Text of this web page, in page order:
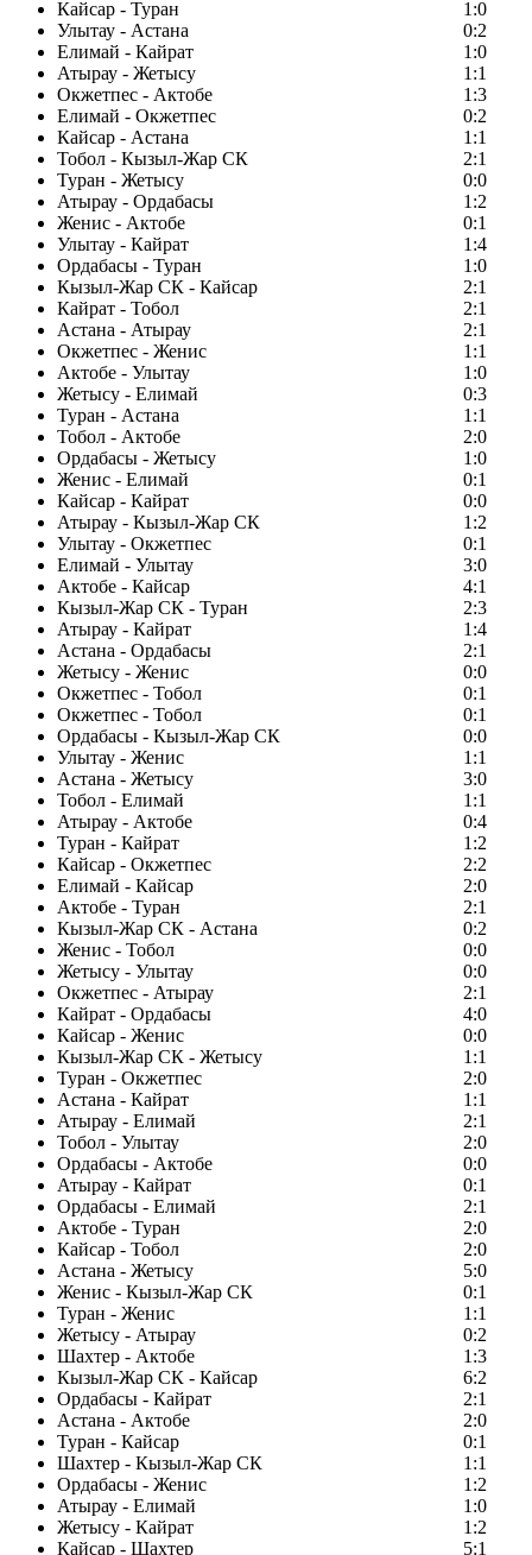
Кайсар - Туран
1:0
Улытау - Астана
0:2
Елимай - Кайрат
1:0
Атырау - Жетысу
1:1
Окжетпес - Актобе
1:3
Елимай - Окжетпес
0:2
Кайсар - Астана
1:1
Тобол - Кызыл-Жар СК
2:1
Туран - Жетысу
0:0
Атырау - Ордабасы
1:2
Женис - Актобе
0:1
Улытау - Кайрат
1:4
Ордабасы - Туран
1:0
Кызыл-Жар СК - Кайсар
2:1
Кайрат - Тобол
2:1
Астана - Атырау
2:1
Окжетпес - Женис
1:1
Актобе - Улытау
1:0
Жетысу - Елимай
0:3
Туран - Астана
1:1
Тобол - Актобе
2:0
Ордабасы - Жетысу
1:0
Женис - Елимай
0:1
Кайсар - Кайрат
0:0
Атырау - Кызыл-Жар СК
1:2
Улытау - Окжетпес
0:1
Елимай - Улытау
3:0
Актобе - Кайсар
4:1
Кызыл-Жар СК - Туран
2:3
Атырау - Кайрат
1:4
Астана - Ордабасы
2:1
Жетысу - Женис
0:0
Окжетпес - Тобол
0:1
Окжетпес - Тобол
0:1
Ордабасы - Кызыл-Жар СК
0:0
Улытау - Женис
1:1
Астана - Жетысу
3:0
Тобол - Елимай
1:1
Атырау - Актобе
0:4
Туран - Кайрат
1:2
Кайсар - Окжетпес
2:2
Елимай - Кайсар
2:0
Актобе - Туран
2:1
Кызыл-Жар СК - Астана
0:2
Женис - Тобол
0:0
Жетысу - Улытау
0:0
Окжетпес - Атырау
2:1
Кайрат - Ордабасы
4:0
Кайсар - Женис
0:0
Кызыл-Жар СК - Жетысу
1:1
Туран - Окжетпес
2:0
Астана - Кайрат
1:1
Атырау - Елимай
2:1
Тобол - Улытау
2:0
Ордабасы - Актобе
0:0
Атырау - Кайрат
0:1
Ордабасы - Елимай
2:1
Актобе - Туран
2:0
Кайсар - Тобол
2:0
Астана - Жетысу
5:0
Женис - Кызыл-Жар СК
0:1
Туран - Женис
1:1
Жетысу - Атырау
0:2
Шахтер - Актобе
1:3
Кызыл-Жар СК - Кайсар
6:2
Ордабасы - Кайрат
2:1
Астана - Актобе
2:0
Туран - Кайсар
0:1
Шахтер - Кызыл-Жар СК
1:1
Ордабасы - Женис
1:2
Атырау - Елимай
1:0
Жетысу - Кайрат
1:2
Кайсар - Шахтер
5:1